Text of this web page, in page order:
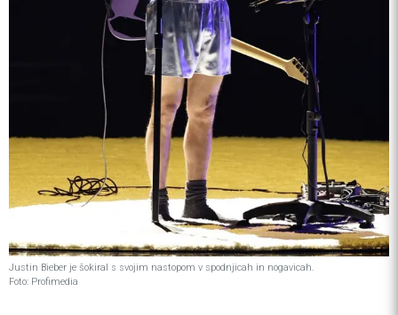
Justin Bieber je šokiral s svojim nastopom v spodnjicah in nogavicah.
Foto: Profimedia